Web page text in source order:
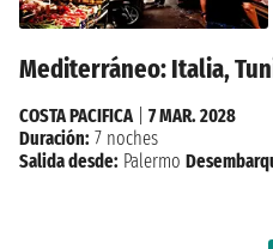
Mediterráneo: Italia,
COSTA PACIFICA| 7 MAR. 2028
Duración: 7 noches
Salida desde: Palermo